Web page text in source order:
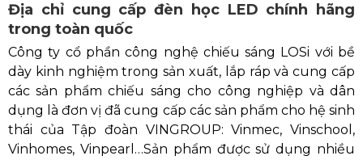
Địa chỉ cung cấp đèn học LED chính hãng
trong toàn quốc
Công ty cổ phần công nghệ chiếu sáng LOSi với bề
dày kinh nghiệm trong sản xuất, lắp ráp và cung cấp
các sản phẩm chiếu sáng cho công nghiệp và dân
dụng là đơn vị đã cung cấp các sản phẩm cho hệ sinh
thái của Tập đoàn VINGROUP: Vinmec, Vinschool,
Vinhomes, Vinpearl…Sản phẩm được sử dụng nhiều